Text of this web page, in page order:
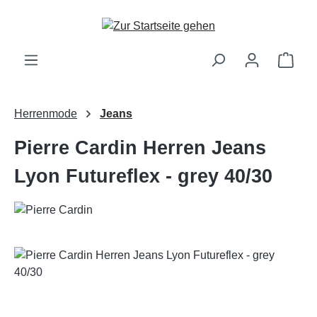
Zum Hauptinhalt springen
Herrenmode Jeans
Pierre Cardin Herren Jeans
Lyon Futureflex - grey 40/30
Bildergalerie überspringen